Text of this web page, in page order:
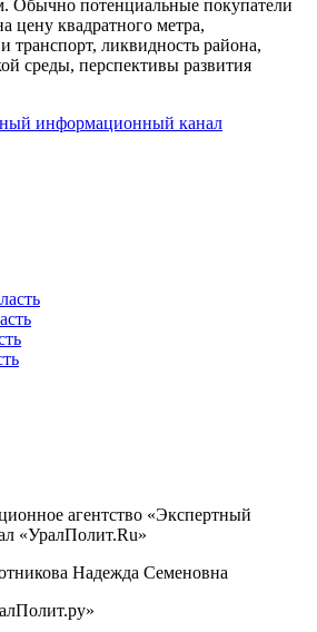
Обычно потенциальные покупатели
цену квадратного метра,
транспорт, ликвидность района,
среды, перспективы развития
информационный канал
агентство «Экспертный
«УралПолит.Ru»
Надежда Семеновна